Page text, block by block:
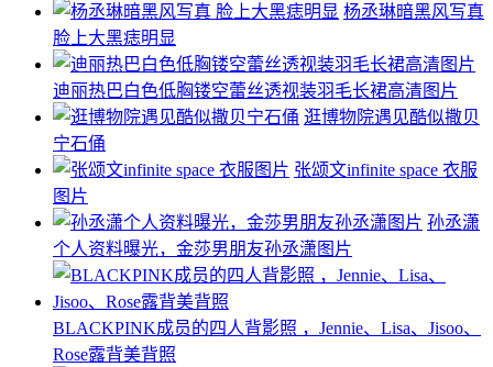
杨丞琳暗黑风写真
脸上大黑痣明显
迪丽热巴白色低胸镂空蕾丝透视装羽毛长裙高清图片
逛博物院遇见酷似撒贝
宁石俑
张颂文infinite space 衣服
图片
孙丞潇
个人资料曝光，金莎男朋友孙丞潇图片
BLACKPINK成员的四人背影照 ，Jennie、Lisa、Jisoo、
Rose露背美背照